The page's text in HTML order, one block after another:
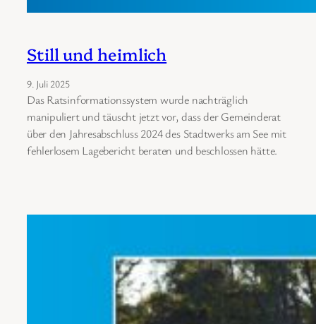
Still und heimlich
9. Juli 2025
Das Ratsinformationssystem wurde nachträglich
manipuliert und täuscht jetzt vor, dass der Gemeinderat
über den Jahresabschluss 2024 des Stadtwerks am See mit
fehlerlosem Lagebericht beraten und beschlossen hätte.